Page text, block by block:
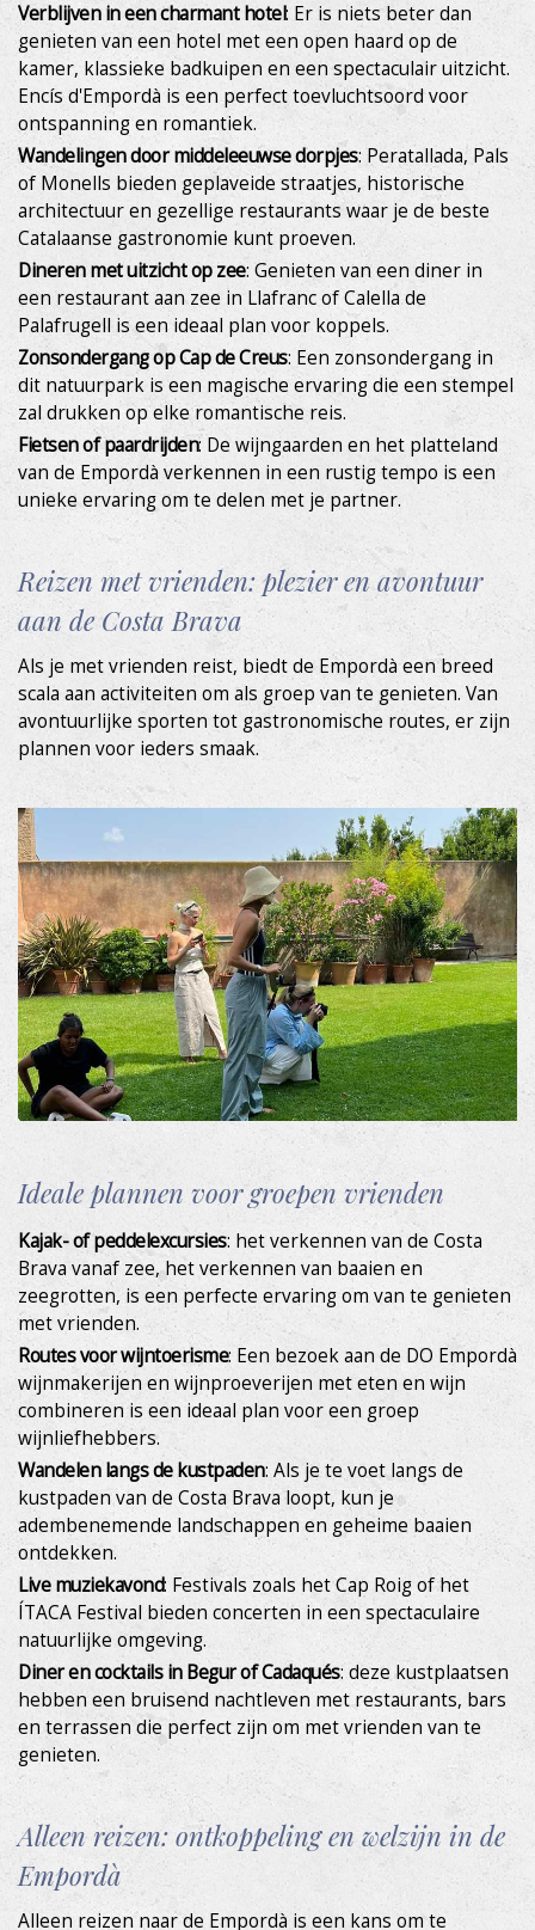
De Masia
Kamers
Appartement
Galerij
Belevingen
Cadeaubonnen
Contact
Ontdek L'Empordà
Verblijven in een charmant hotel: Er is niets beter dan
genieten van een hotel met een open haard op de
kamer, klassieke badkuipen en een spectaculair uitzicht.
Encís d'Empordà is een perfect toevluchtsoord voor
ontspanning en romantiek.
Wandelingen door middeleeuwse dorpjes: Peratallada, Pals
of Monells bieden geplaveide straatjes, historische
architectuur en gezellige restaurants waar je de beste
Catalaanse gastronomie kunt proeven.
Dineren met uitzicht op zee: Genieten van een diner in
een restaurant aan zee in Llafranc of Calella de
Palafrugell is een ideaal plan voor koppels.
Zonsondergang op Cap de Creus: Een zonsondergang in
dit natuurpark is een magische ervaring die een stempel
zal drukken op elke romantische reis.
Fietsen of paardrijden: De wijngaarden en het platteland
van de Empordà verkennen in een rustig tempo is een
unieke ervaring om te delen met je partner.
Reizen met vrienden: plezier en avontuur
aan de Costa Brava
Als je met vrienden reist, biedt de Empordà een breed
scala aan activiteiten om als groep van te genieten. Van
avontuurlijke sporten tot gastronomische routes, er zijn
plannen voor ieders smaak.
Ideale plannen voor groepen vrienden
Kajak- of peddelexcursies: het verkennen van de Costa
Brava vanaf zee, het verkennen van baaien en
zeegrotten, is een perfecte ervaring om van te genieten
met vrienden.
Routes voor wijntoerisme: Een bezoek aan de DO Empordà
wijnmakerijen en wijnproeverijen met eten en wijn
combineren is een ideaal plan voor een groep
wijnliefhebbers.
Wandelen langs de kustpaden: Als je te voet langs de
kustpaden van de Costa Brava loopt, kun je
adembenemende landschappen en geheime baaien
ontdekken.
Live muziekavond: Festivals zoals het Cap Roig of het
ÍTACA Festival bieden concerten in een spectaculaire
natuurlijke omgeving.
Diner en cocktails in Begur of Cadaqués: deze kustplaatsen
hebben een bruisend nachtleven met restaurants, bars
en terrassen die perfect zijn om met vrienden van te
genieten.
Alleen reizen: ontkoppeling en welzijn in de
Empordà
Alleen reizen naar de Empordà is een kans om te
op zijn harde schijf worden geïnstalleerd, hoewel hij er
rekening mee moet houden dat een dergelijke actie
moeilijkheden kan veroorzaken bij het navigeren op de
website.
Analyse en personalisatie
Ze laten toe het gedrag van de gebruikers van deze
website te volgen en te analyseren. De informatie die via
dit type cookies wordt verzameld, wordt gebruikt om de
activiteit van het web te meten voor het opstellen van
gebruikersnavigatieprofielen om verbeteringen door te
voeren op basis van de analyse van de gebruiksgegevens
die door de gebruikers van de service zijn gemaakt. Ze
stellen ons in staat om de voorkeursinformatie van de
gebruiker op te slaan om de kwaliteit van onze diensten te
verbeteren en om een ​​betere ervaring te bieden door
middel van aanbevolen producten.
Marketing en reclame
Deze cookies worden gebruikt om informatie op te slaan
over de voorkeuren en persoonlijke keuzes van de
gebruiker door het voortdurend observeren van hun
surfgedrag. Dankzij hen kunnen we het surfgedrag op de
website kennen en advertenties weergeven die verband
houden met het browseprofiel van de gebruiker.